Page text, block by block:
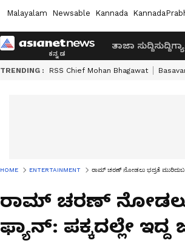
Malayalam Newsable Kannada
ತಾಜಾ ಸುದ್ದಿಸುದ್ದಿ
TRENDING : RSS Chief Mohan Bhagawat
HOME ENTERTAINMENT ರಾಮ್ ಚರಣ್ ನೋಡಲು ಭದ್ರತೆ ಮುರಿದುಬಂದ
ರಾಮ್ ಚರಣ್ ನೋಡಲು
ಫ್ಯಾನ್: ಪಕ್ಕದಲ್ಲೇ ಇದ್ದ